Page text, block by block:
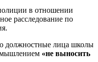
в отношении
расследование по
должностные лица школы
мышлением «не выносить